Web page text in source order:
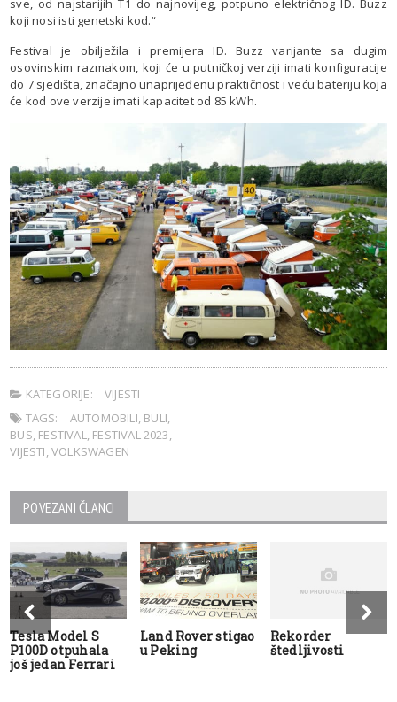
sve, od najstarijih T1 do najnovijeg, potpuno električnog ID. Buzz
koji nosi isti genetski kod.“
Festival je obilježila i premijera ID. Buzz varijante sa dugim
osovinskim razmakom, koji će u putničkoj verziji imati konfiguracije
do 7 sjedišta, značajno unaprijeđenu praktičnost i veću bateriju koja
će kod ove verzije imati kapacitet od 85 kWh.
KATEGORIJE:
VIJESTI
TAGS:
AUTOMOBILI BULI
BUS FESTIVAL FESTIVAL 2023
VIJESTI VOLKSWAGEN
POVEZANI ČLANCI
Tesla Model S
P100D otpuhala
još jedan Ferrari
Land Rover stigao
u Peking
Rekorder
štedljivosti